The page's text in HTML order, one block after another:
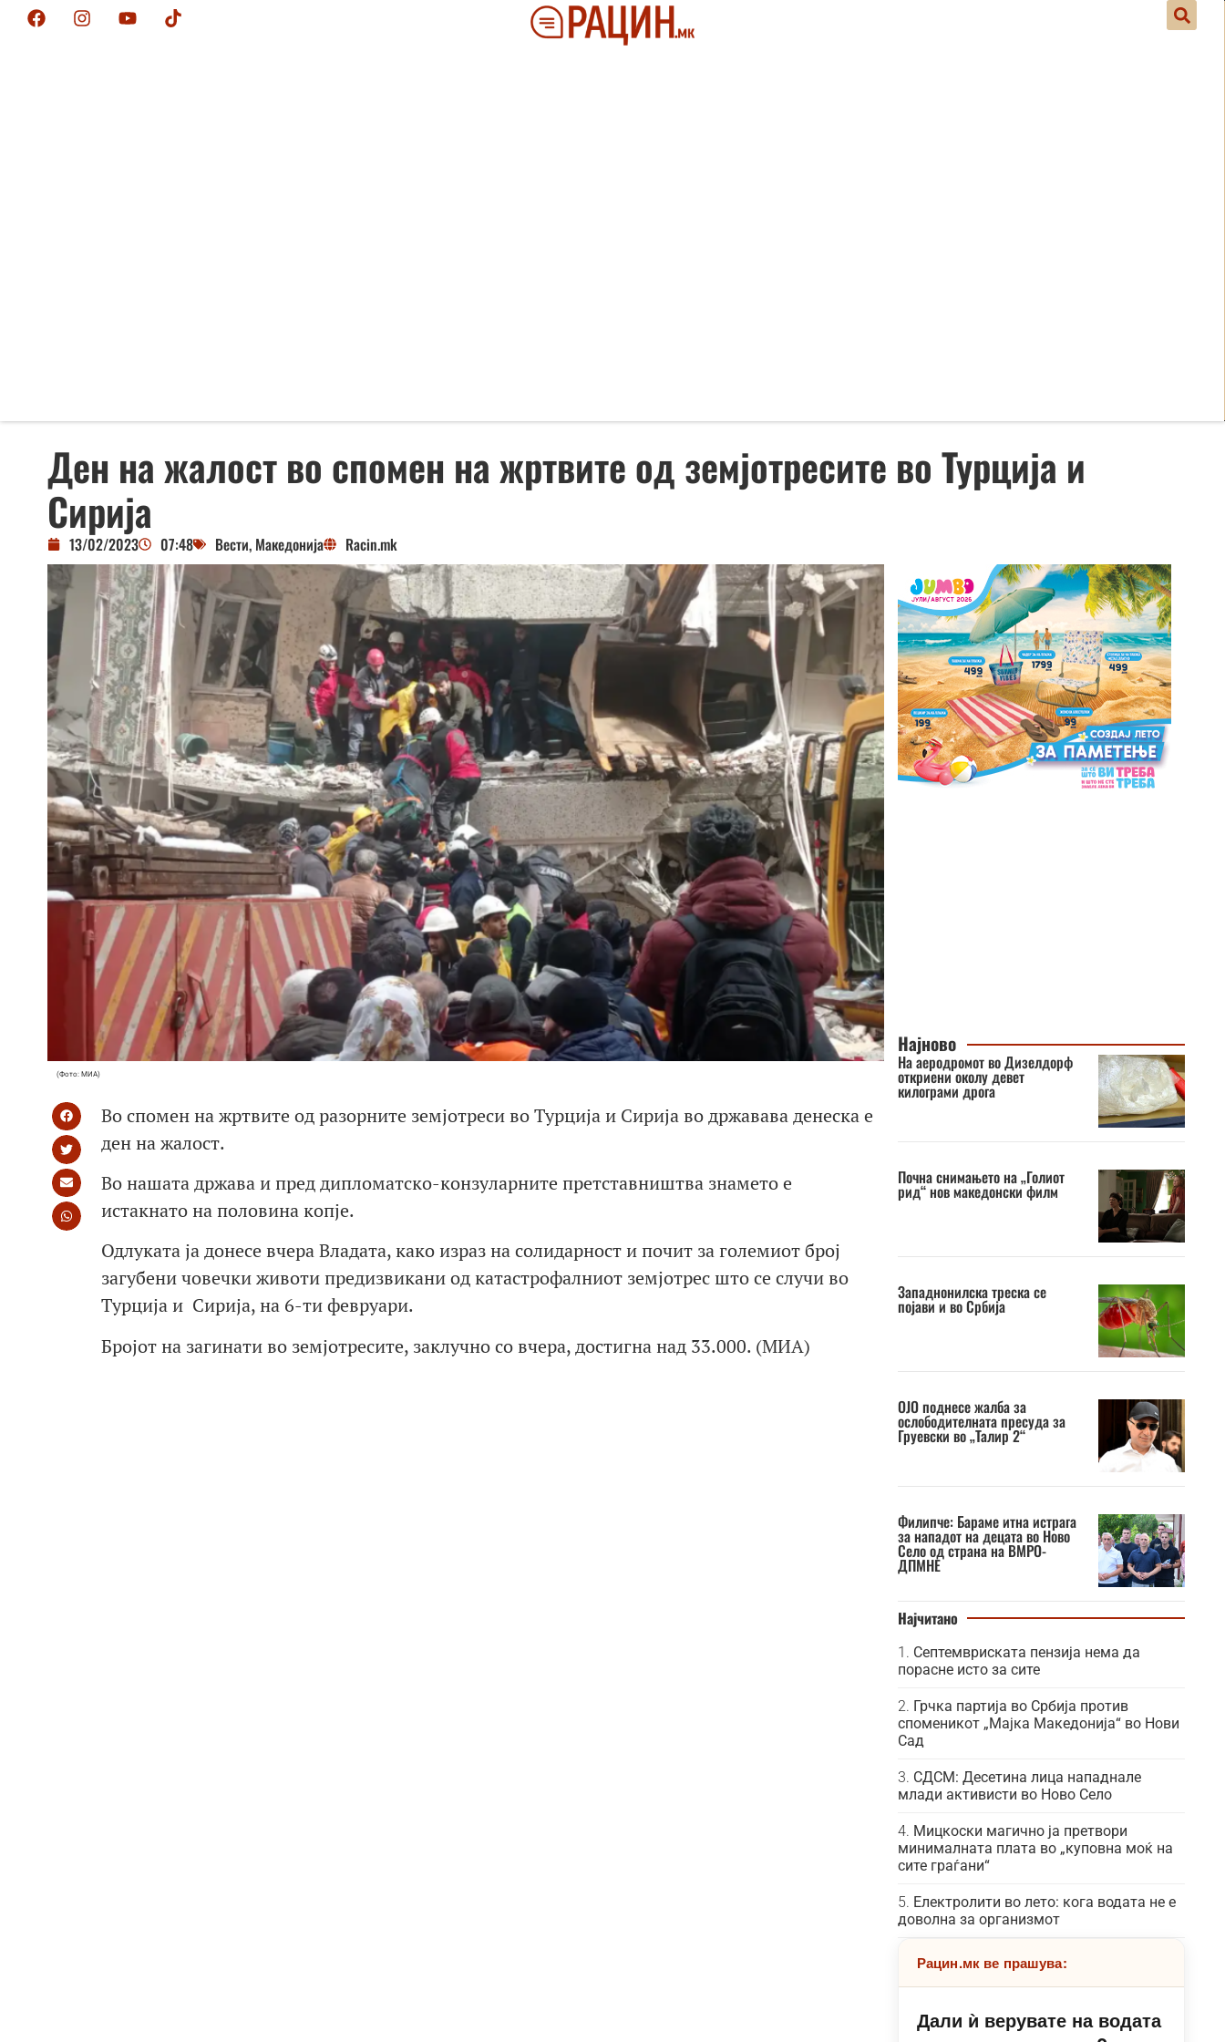
Ден на жалост во спомен на жртвите од земјотресите во Турција и
Сирија
13/02/2023 07:48 Вести, Македонија Racin.mk
(Фото: МИА)
Во спомен на жртвите од разорните земјотреси во Турција и Сирија во државава денеска е
ден на жалост.
Во нашата држава и пред дипломатско-конзуларните претставништва знамето е
истакнато на половина копје.
Одлуката ја донесе вчера Владата, како израз на солидарност и почит за големиот број
загубени човечки животи предизвикани од катастрофалниот земјотрес што се случи во
Турција и Сирија, на 6-ти февруари.
Бројот на загинати во земјотресите, заклучно со вчера, достигна над 33.000. (МИА)
Најново
На аеродромот во Дизелдорф
откриени околу девет
килограми дрога
Почна снимањето на „Голиот
рид“ нов македонски филм
Западнонилска треска се
појави и во Србија
OJO поднесе жалба за
ослободителната пресуда за
Груевски во „Талир 2“
Филипче: Бараме итна истрага
за нападот на децата во Ново
Село од страна на ВМРО-
ДПМНЕ
Најчитано
Септемвриската пензија нема да
порасне исто за сите
Грчка партија во Србија против
споменикот „Мајка Македонија“ во Нови
Сад
СДСМ: Десетина лица нападнале
млади активисти во Ново Село
Мицкоски магично ја претвори
минималната плата во „куповна моќ на
сите граѓани“
Електролити во лето: кога водата не е
доволна за организмот
Рацин.мк ве прашува:
Дали ѝ верувате на водата